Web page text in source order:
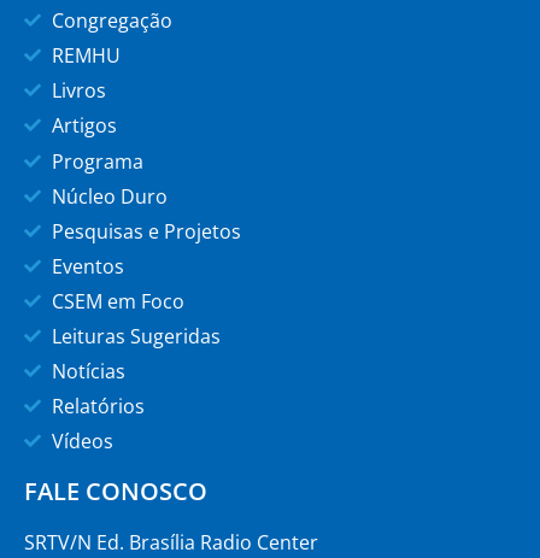
Congregação
REMHU
Livros
Artigos
Programa
Núcleo Duro
Pesquisas e Projetos
Eventos
CSEM em Foco
Leituras Sugeridas
Notícias
Relatórios
Vídeos
FALE CONOSCO
SRTV/N Ed. Brasília Radio Center